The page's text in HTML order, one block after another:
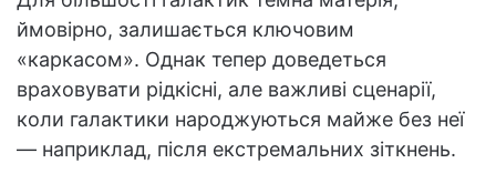
ймовірно, залишається ключовим
«каркасом». Однак тепер доведеться
враховувати рідкісні, але важливі сценарії,
коли галактики народжуються майже без неї
— наприклад, після екстремальних зіткнень.